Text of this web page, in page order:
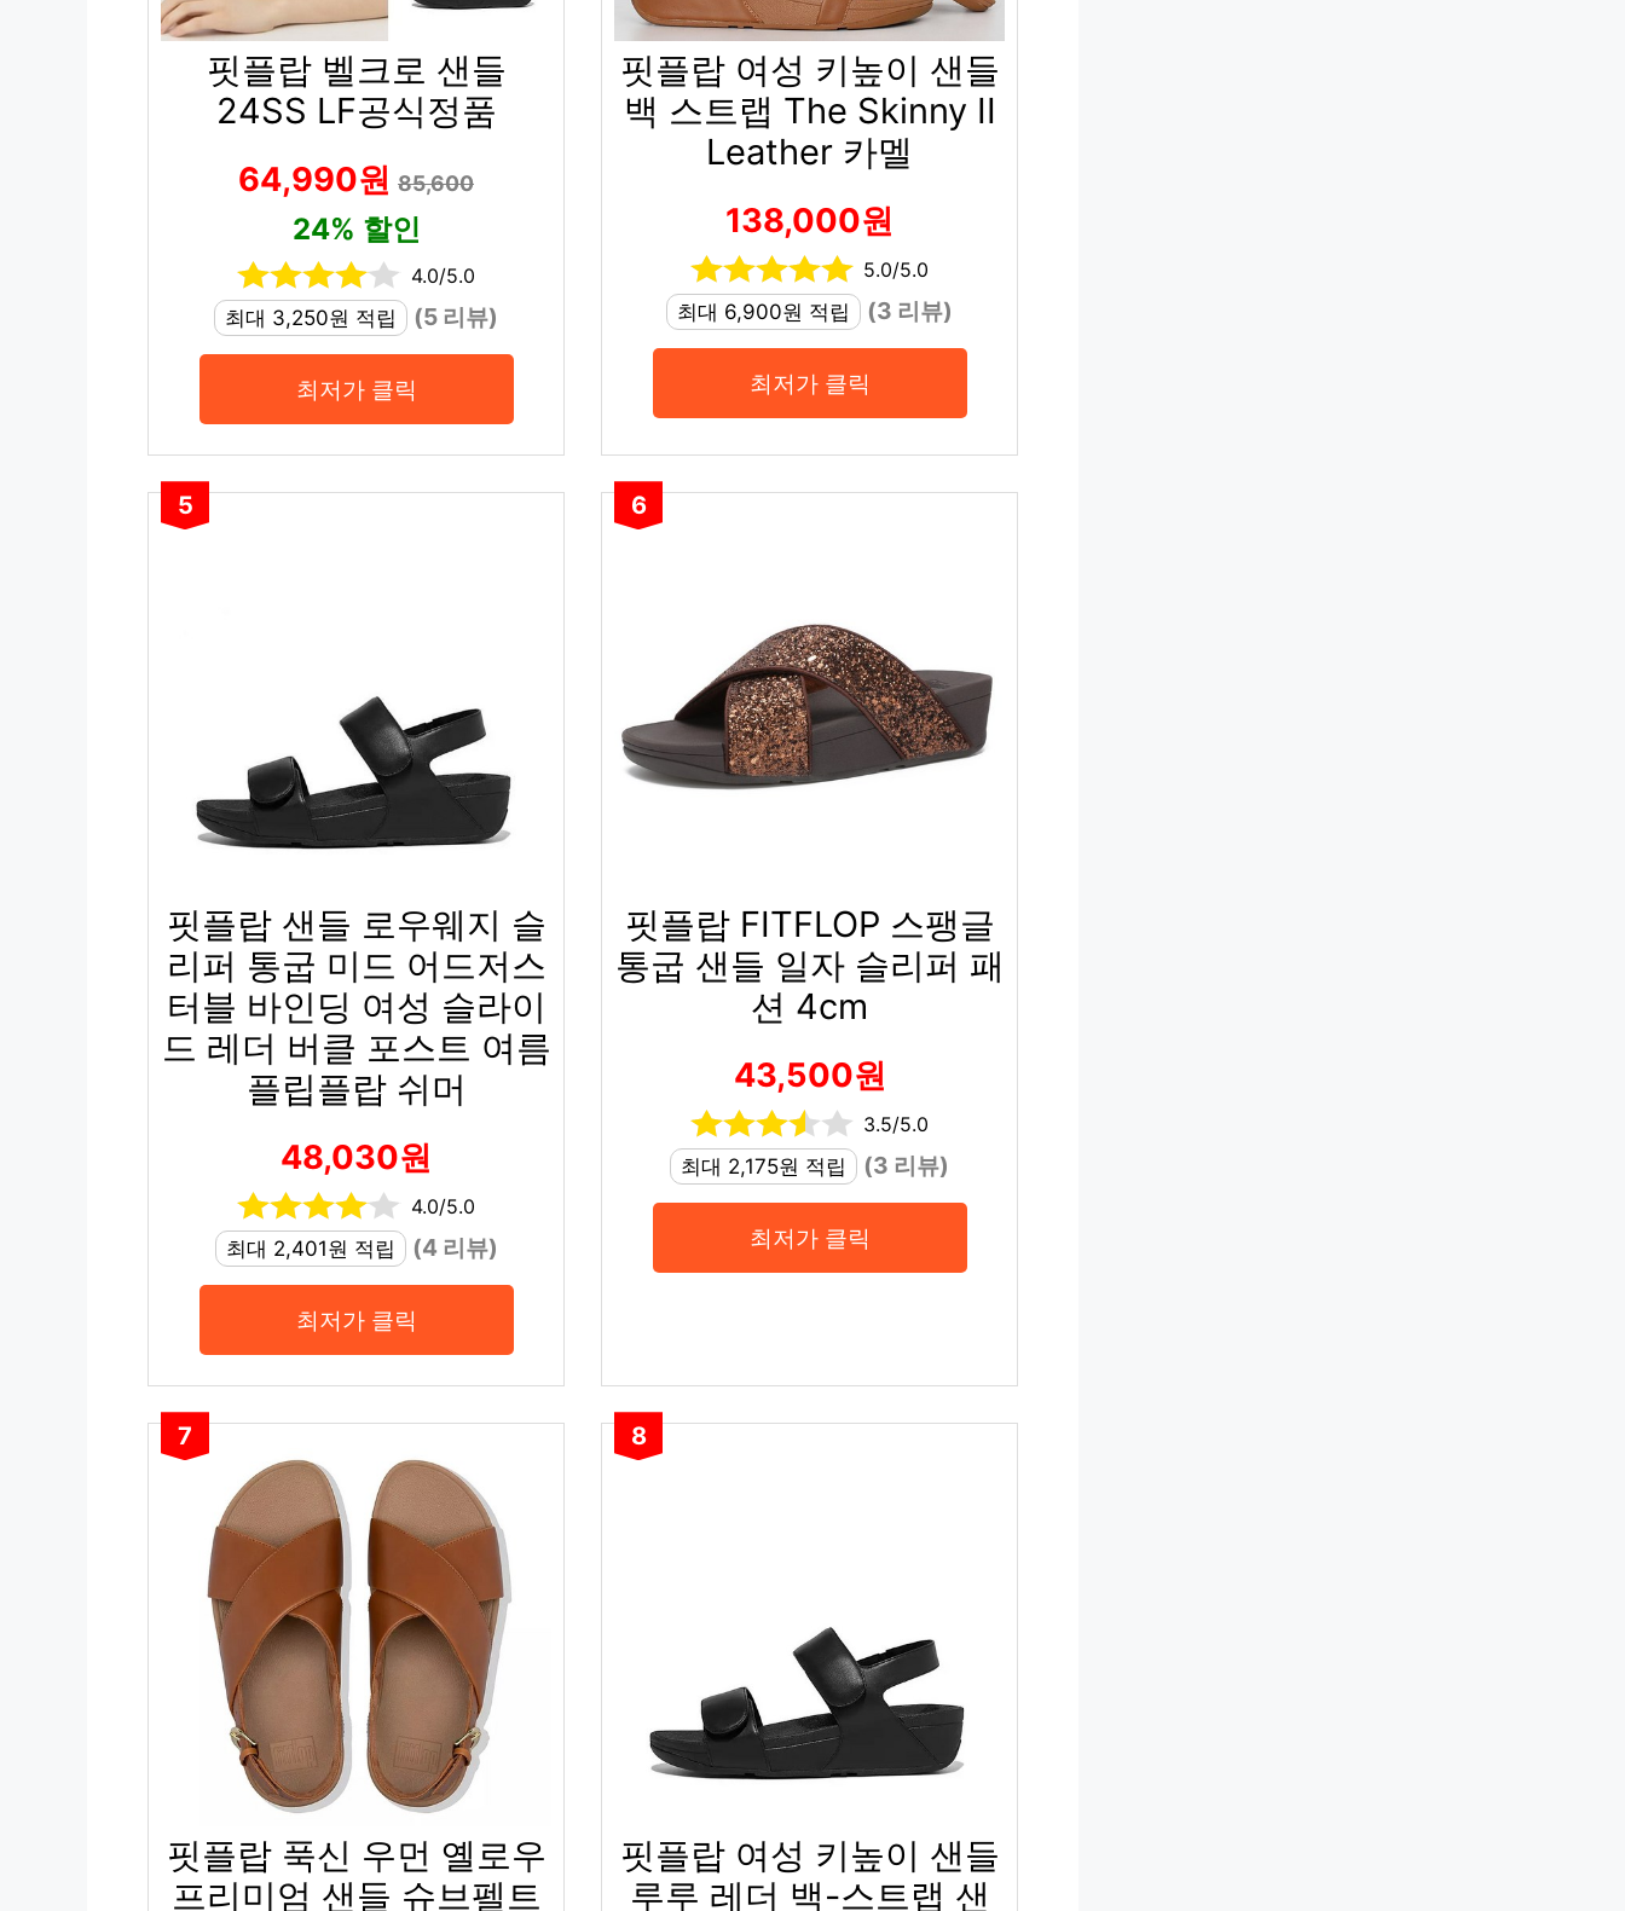
핏플랍 벨크로 샌들
24SS LF공식정품
64,990원 85,600
24% 할인
4.0/5.0
최대 3,250원 적립
(5 리뷰)
최저가 클릭
핏플랍 여성 키높이 샌들
백 스트랩 The Skinny II
Leather 카멜
138,000원
5.0/5.0
최대 6,900원 적립
(3 리뷰)
최저가 클릭
5
핏플랍 샌들 로우웨지 슬
리퍼 통굽 미드 어드저스
터블 바인딩 여성 슬라이
드 레더 버클 포스트 여름
플립플랍 쉬머
48,030원
4.0/5.0
최대 2,401원 적립
(4 리뷰)
최저가 클릭
6
핏플랍 FITFLOP 스팽글
통굽 샌들 일자 슬리퍼 패
션 4cm
43,500원
3.5/5.0
최대 2,175원 적립
(3 리뷰)
최저가 클릭
7
핏플랍 푹신 우먼 옐로우
프리미엄 샌들 슈브펠트
8
핏플랍 여성 키높이 샌들
루루 레더 백-스트랩 샌